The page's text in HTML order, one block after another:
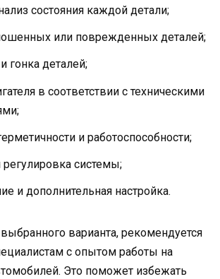
состояния каждой детали;
или поврежденных деталей;
гонка деталей;
в соответствии с техническими
и работоспособности;
регулировка системы;
и дополнительная настройка.
варианта, рекомендуется
с опытом работы на
Это поможет избежать